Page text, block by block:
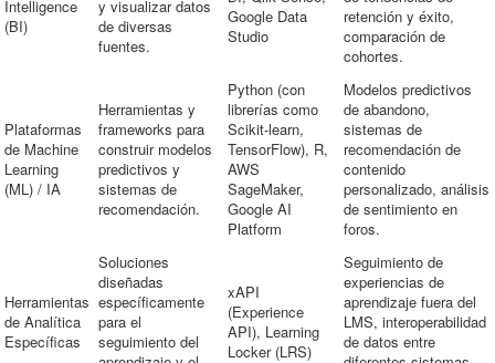
Intelligence
(BI)
y visualizar datos
de diversas
fuentes.
Google Data
Studio
retención y éxito,
comparación de
cohortes.
Plataformas
de Machine
Learning
(ML) / IA
Herramientas y
frameworks para
construir modelos
predictivos y
sistemas de
recomendación.
Python (con
librerías como
Scikit-learn,
TensorFlow), R,
AWS
SageMaker,
Google AI
Platform
Modelos predictivos
de abandono,
sistemas de
recomendación de
contenido
personalizado, análisis
de sentimiento en
foros.
Herramientas
de Analítica
Específicas
Soluciones
diseñadas
específicamente
para el
seguimiento del
xAPI
(Experience
API), Learning
Locker (LRS)
Seguimiento de
experiencias de
aprendizaje fuera del
LMS, interoperabilidad
de datos entre